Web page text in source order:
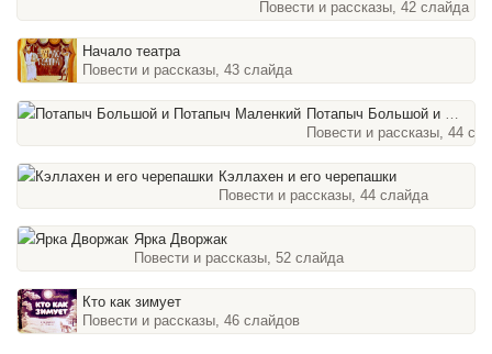
Повести и рассказы, 42 слайда
Начало театра
Повести и рассказы, 43 слайда
Потапыч Большой и Потапыч Маленкий
Повести и рассказы, 44
Кэллахен и его черепашки
Повести и рассказы, 44 слайда
Ярка Дворжак
Повести и рассказы, 52 слайда
Кто как зимует
Повести и рассказы, 46 слайдов